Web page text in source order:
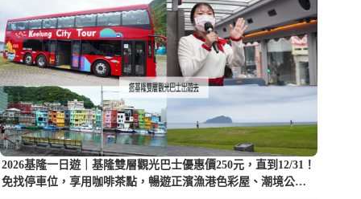
2026基隆一日遊｜基隆雙層觀光巴士優惠價250元，直到12/31！
免找停車位，享用咖啡茶點，暢遊正濱漁港色彩屋、潮境公園